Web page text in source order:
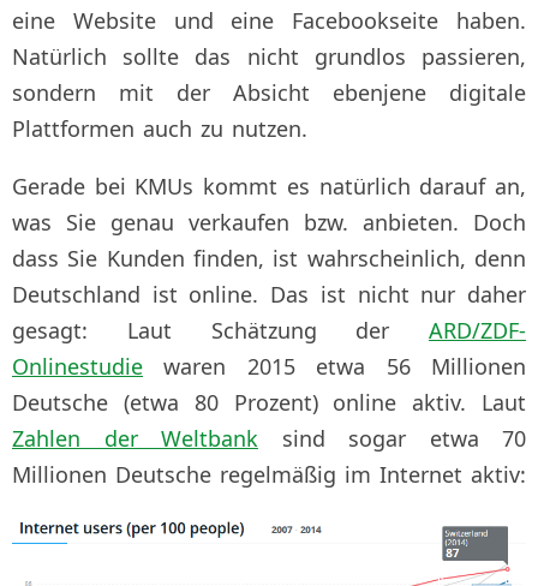
eine Website und eine Facebookseite haben.
Natürlich sollte das nicht grundlos passieren,
sondern mit der Absicht ebenjene digitale
Plattformen auch zu nutzen.
Gerade bei KMUs kommt es natürlich darauf an,
was Sie genau verkaufen bzw. anbieten. Doch
dass Sie Kunden finden, ist wahrscheinlich, denn
Deutschland ist online. Das ist nicht nur daher
gesagt: Laut Schätzung der ARD/ZDF-
Onlinestudie waren 2015 etwa 56 Millionen
Deutsche (etwa 80 Prozent) online aktiv. Laut
Zahlen der Weltbank sind sogar etwa 70
Millionen Deutsche regelmäßig im Internet aktiv: